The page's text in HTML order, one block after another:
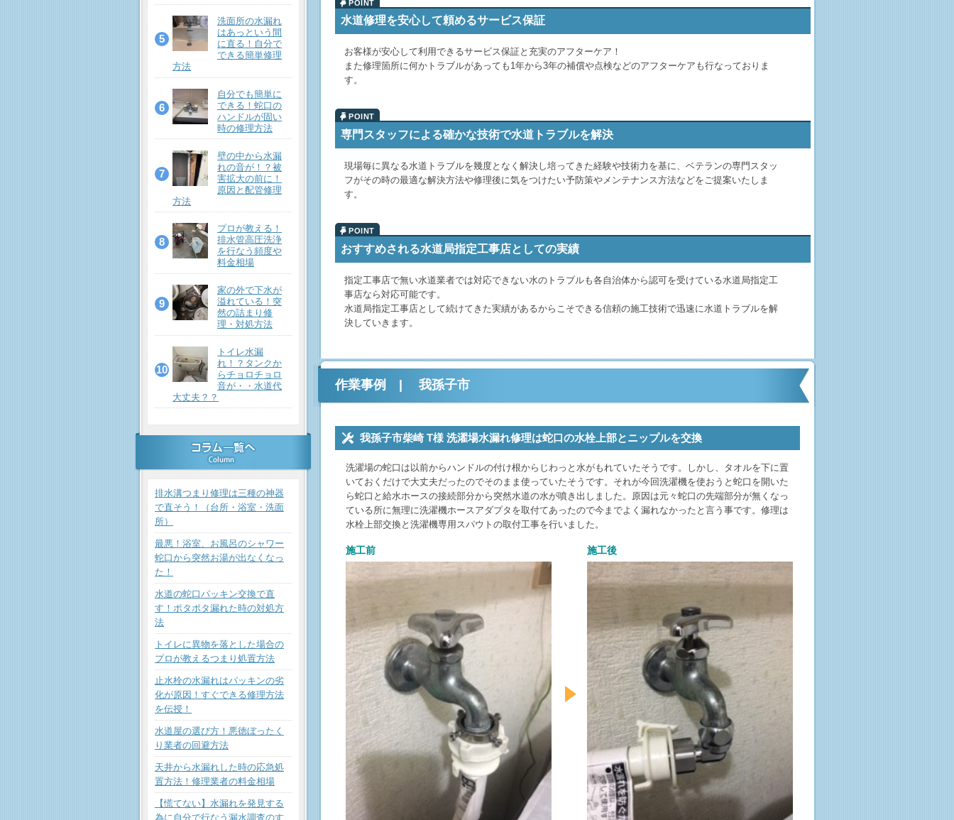
水道修理を安心して頼めるサービス保証
お客様が安心して利用できるサービス保証と充実のアフターケア！
また修理箇所に何かトラブルがあっても1年から3年の補償や点検などのアフターケアも行なっておりま
す。
専門スタッフによる確かな技術で水道トラブルを解決
現場毎に異なる水道トラブルを幾度となく解決し培ってきた経験や技術力を基に、ベテランの専門スタッ
フがその時の最適な解決方法や修理後に気をつけたい予防策やメンテナンス方法などをご提案いたしま
す。
おすすめされる水道局指定工事店としての実績
指定工事店で無い水道業者では対応できない水のトラブルも各自治体から認可を受けている水道局指定工
事店なら対応可能です。
水道局指定工事店として続けてきた実績があるからこそできる信頼の施工技術で迅速に水道トラブルを解
決していきます。
作業事例 | 我孫子市
我孫子市柴崎 T様 洗濯場水漏れ修理は蛇口の水栓上部とニップルを交換
洗濯場の蛇口は以前からハンドルの付け根からじわっと水がもれていたそうです。しかし、タオルを下に置
いておくだけで大丈夫だったのでそのまま使っていたそうです。それが今回洗濯機を使おうと蛇口を開いた
ら蛇口と給水ホースの接続部分から突然水道の水が噴き出しました。原因は元々蛇口の先端部分が無くなっ
ている所に無理に洗濯機ホースアダプタを取付てあったので今までよく漏れなかったと言う事です。修理は
水栓上部交換と洗濯機専用スパウトの取付工事を行いました。
施工前 施工後
洗面所の水漏れ
はあっという間
に直る！自分で
できる簡単修理
方法
自分でも簡単に
できる！蛇口の
ハンドルが固い
時の修理方法
壁の中から水漏
れの音が！？被
害拡大の前に！
原因と配管修理
方法
プロが教える！
排水管高圧洗浄
を行なう頻度や
料金相場
家の外で下水が
溢れている！突
然の詰まり修
理・対処方法
トイレ水漏
れ！？タンクか
らチョロチョロ
音が・・水道代
大丈夫？？
排水溝つまり修理は三種の神器
で直そう！（台所・浴室・洗面
所）
最悪！浴室、お風呂のシャワー
蛇口から突然お湯が出なくなっ
た！
水道の蛇口パッキン交換で直
す！ポタポタ漏れた時の対処方
法
トイレに異物を落とした場合の
プロが教えるつまり処置方法
止水栓の水漏れはパッキンの劣
化が原因！すぐできる修理方法
を伝授！
水道屋の選び方！悪徳ぼったく
り業者の回避方法
天井から水漏れした時の応急処
置方法！修理業者の料金相場
【慌てない】水漏れを発見する
為に自分で行なう漏水調査のす